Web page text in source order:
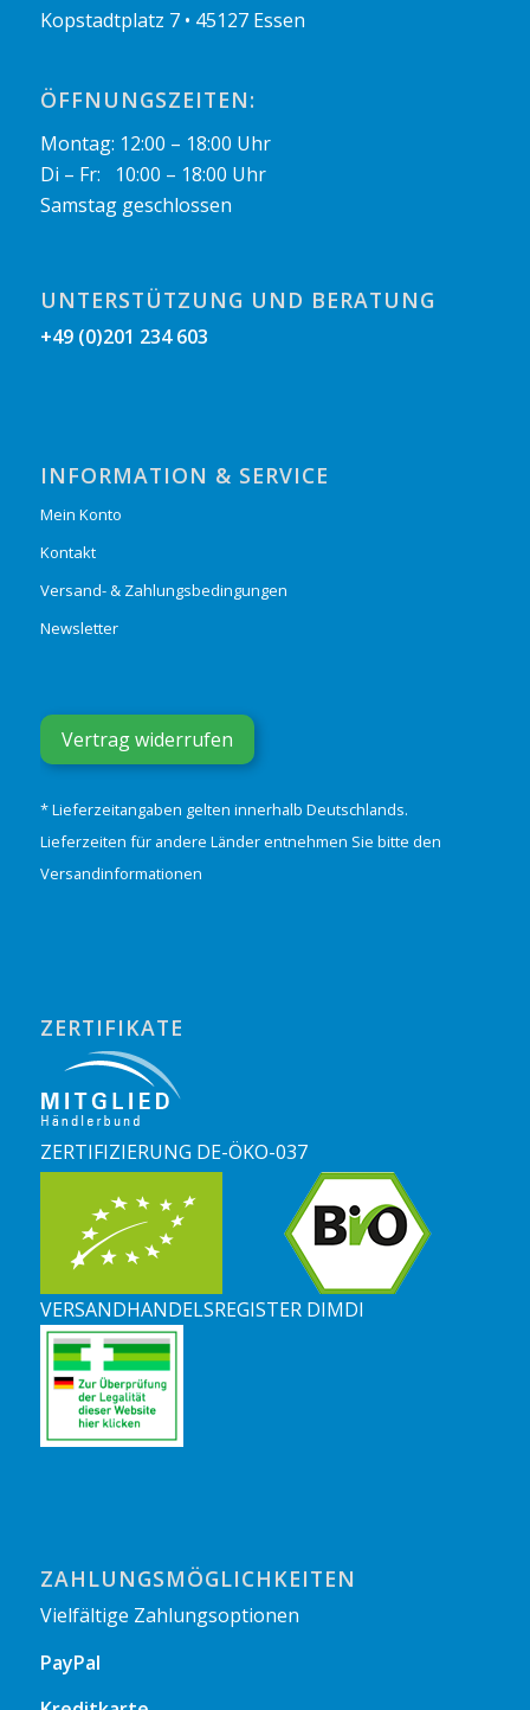
Kopstadtplatz 7 • 45127 Essen
ÖFFNUNGSZEITEN:
Montag: 12:00 – 18:00 Uhr
Di – Fr: 10:00 – 18:00 Uhr
Samstag geschlossen
UNTERSTÜTZUNG UND BERATUNG
+49 (0)201 234 603
INFORMATION & SERVICE
Mein Konto
Kontakt
Versand- & Zahlungsbedingungen
Newsletter
Vertrag widerrufen
* Lieferzeitangaben gelten innerhalb Deutschlands.
Lieferzeiten für andere Länder entnehmen Sie bitte den
Versandinformationen
ZERTIFIKATE
ZERTIFIZIERUNG DE-ÖKO-037
VERSANDHANDELSREGISTER DIMDI
ZAHLUNGSMÖGLICHKEITEN
Vielfältige Zahlungsoptionen
PayPal